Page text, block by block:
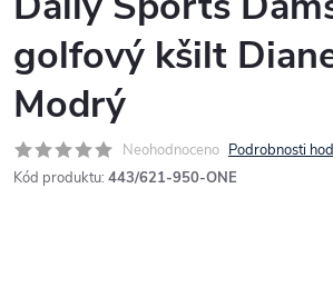
golfový kšilt
Modrý
Neohodnoceno Podrobnosti
Kód produktu: 443/621-950-ONE